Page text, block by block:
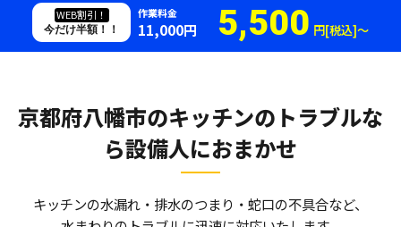
WEB割引！
今だけ半額！！
作業料金
11,000円 5,500 円[税込]〜
京都府八幡市のキッチンのトラブルな
ら設備人におまかせ
キッチンの水漏れ・排水のつまり・蛇口の不具合など、